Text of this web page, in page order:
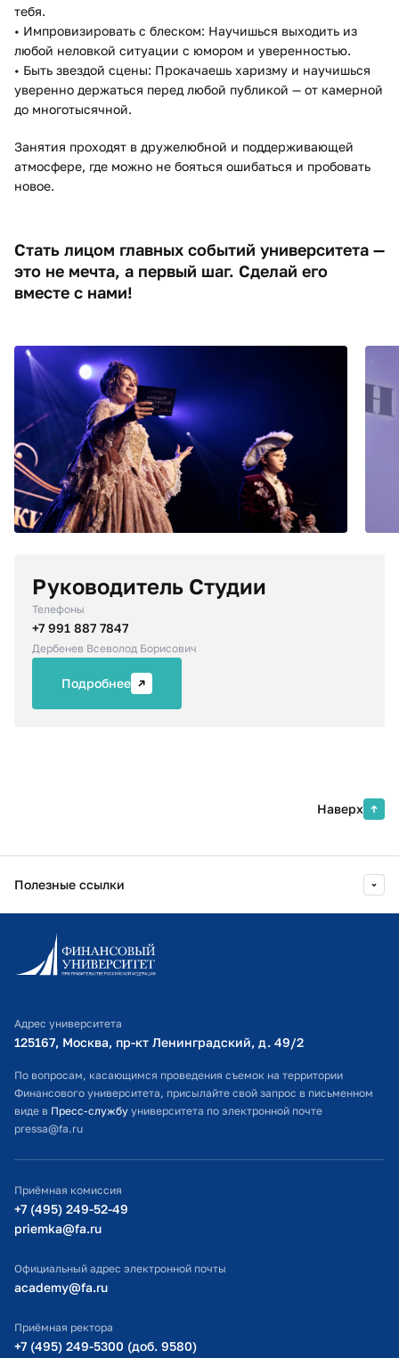
тебя.
• Импровизировать с блеском: Научишься выходить из
любой неловкой ситуации с юмором и уверенностью.
• Быть звездой сцены: Прокачаешь харизму и научишься
уверенно держаться перед любой публикой — от камерной
до многотысячной.
Занятия проходят в дружелюбной и поддерживающей
атмосфере, где можно не бояться ошибаться и пробовать
новое.
Стать лицом главных событий университета —
это не мечта, а первый шаг. Сделай его
вместе с нами!
Руководитель Студии
Телефоны
+7 991 887 7847
Дербенев Всеволод Борисович
Подробнее
Наверх
Полезные ссылки
Информационно-образовательный портал
Личный кабинет поступающего
Оплата обучения
Расписание занятий
Студенческий офис
Официальный адрес электронной почты
Министерство просвещения РФ
Министерство науки и высшего образования РФ
Адрес университета
125167, Москва, пр-кт Ленинградский, д. 49/2​
По вопросам, касающимся проведения съемок на территории
Финансового университета, присылайте свой запрос в письменном
виде в Пресс-службу университета по электронной почте
pressa@fa.ru
Приёмная комиссия
+7 (495) 249-52-49
priemka@fa.ru
Официальный адрес электронной почты
academy@fa.ru
Приёмная ректора
+7 (495) 249-5300 (доб. 9580)